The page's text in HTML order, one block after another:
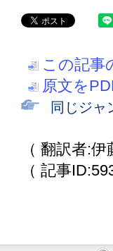
この記事
原文を
同じジャ
（ 翻訳者:伊
（ 記事